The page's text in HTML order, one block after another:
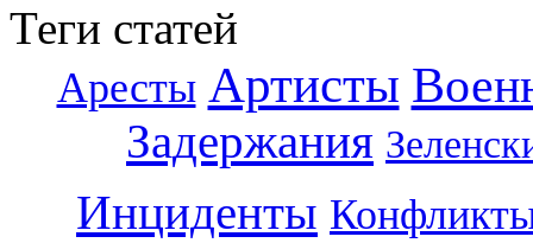
Теги статей
Аресты Артисты
Задержания
Инциденты